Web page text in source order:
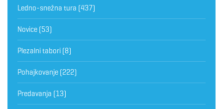
Ledno-snežna tura (437)
Novice (53)
Plezalni tabori (8)
Pohajkovanje (222)
Predavanja (13)